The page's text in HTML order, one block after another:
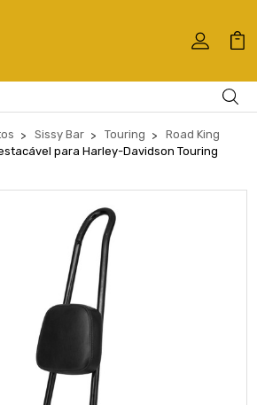
Sissy Bar Touring
Road King
para Harley-Davidson Touring